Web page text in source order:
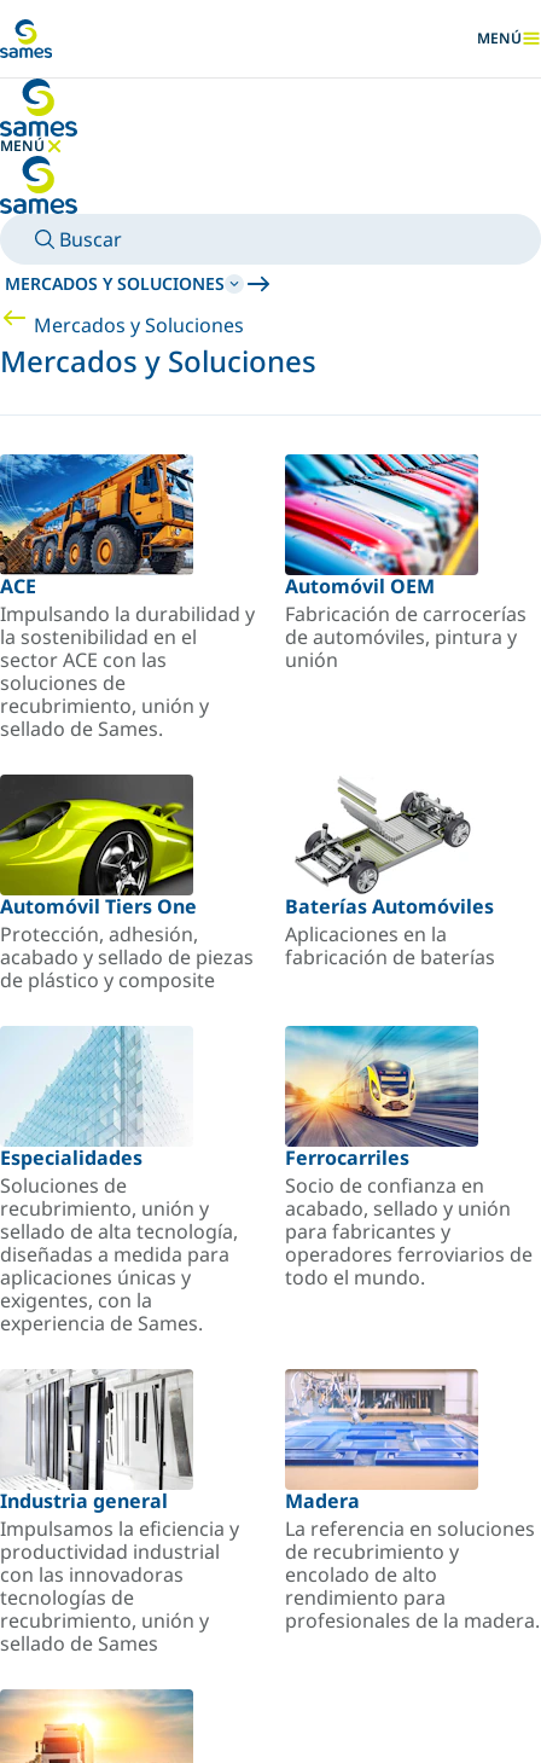
MENÚ
MENÚ
OCULTAR MENÚ
Buscar
MERCADOS Y SOLUCIONES
Mercados y Soluciones
Mercados y Soluciones
ACE
Impulsando la durabilidad y
la sostenibilidad en el
sector ACE con las
soluciones de
recubrimiento, unión y
sellado de Sames.
Automóvil OEM
Fabricación de carrocerías
de automóviles, pintura y
unión
Automóvil Tiers One
Protección, adhesión,
acabado y sellado de piezas
de plástico y composite
Baterías Automóviles
Aplicaciones en la
fabricación de baterías
Especialidades
Soluciones de
recubrimiento, unión y
sellado de alta tecnología,
diseñadas a medida para
aplicaciones únicas y
exigentes, con la
experiencia de Sames.
Ferrocarriles
Socio de confianza en
acabado, sellado y unión
para fabricantes y
operadores ferroviarios de
todo el mundo.
Industria general
Impulsamos la eficiencia y
productividad industrial
con las innovadoras
tecnologías de
recubrimiento, unión y
sellado de Sames
Madera
La referencia en soluciones
de recubrimiento y
encolado de alto
rendimiento para
profesionales de la madera.